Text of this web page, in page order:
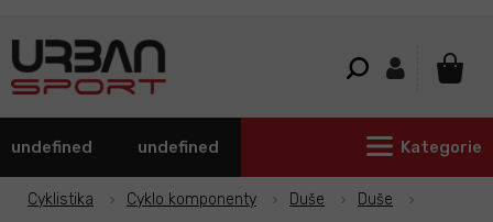
undefined undefined Kategorie
Cyklistika Cyklo komponenty Duše Duše